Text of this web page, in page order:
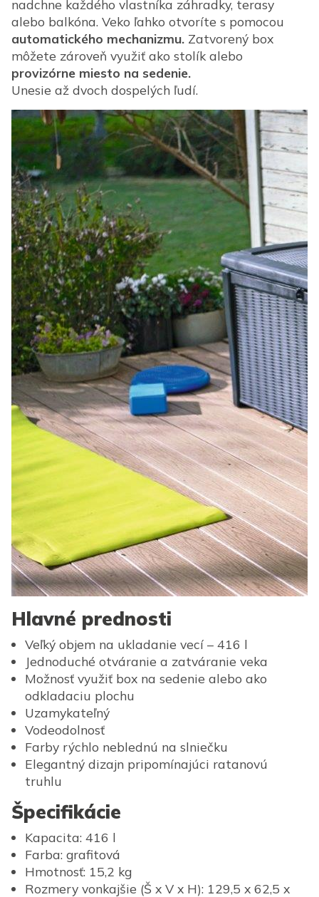
nadchne každého vlastníka záhradky, terasy
alebo balkóna. Veko ľahko otvoríte s pomocou
automatického mechanizmu. Zatvorený box
môžete zároveň využiť ako stolík alebo
provizórne miesto na sedenie.
Unesie až dvoch dospelých ľudí.
Hlavné prednosti
Veľký objem na ukladanie vecí – 416 l
Jednoduché otváranie a zatváranie veka
Možnosť využiť box na sedenie alebo ako
odkladaciu plochu
Uzamykateľný
Vodeodolnosť
Farby rýchlo neblednú na slniečku
Elegantný dizajn pripomínajúci ratanovú
truhlu
Špecifikácie
Kapacita: 416 l
Farba: grafitová
Hmotnosť: 15,2 kg
Rozmery vonkajšie (Š x V x H): 129,5 x 62,5 x